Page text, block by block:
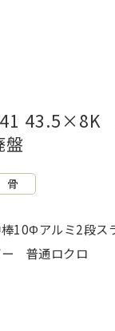
盤
骨
棒10Φアルミ2段
普通ロクロ